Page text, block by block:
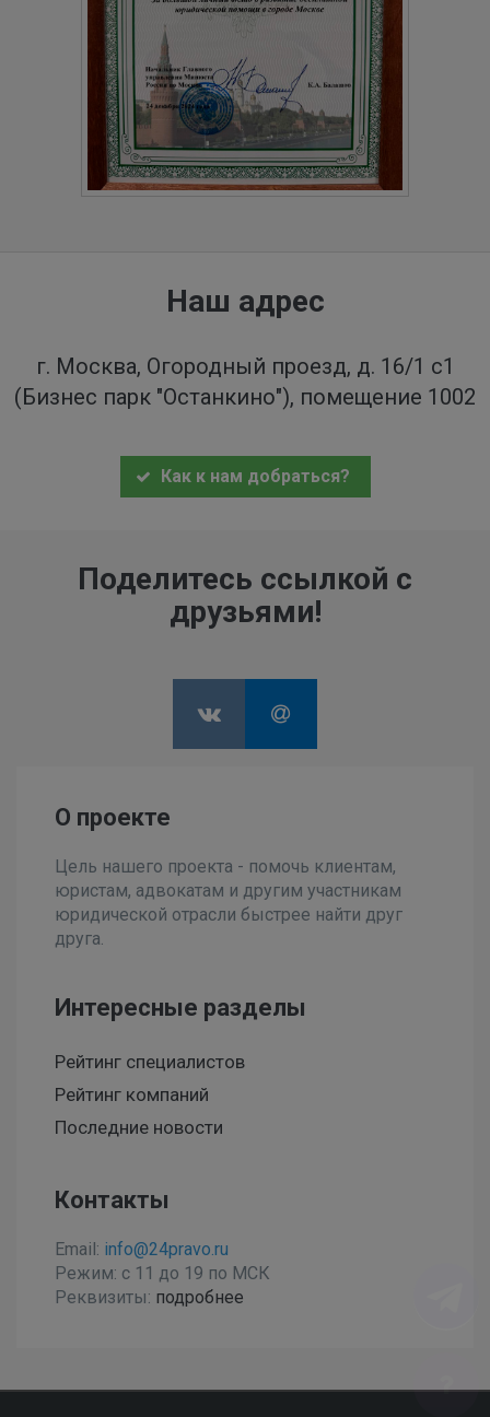
Наш адрес
г. Москва, Огородный проезд, д. 16/1 с1
(Бизнес парк "Останкино"), помещение 1002
Как к нам добраться?
Поделитесь ссылкой с
друзьями!
О проекте
Цель нашего проекта - помочь клиентам,
юристам, адвокатам и другим участникам
юридической отрасли быстрее найти друг
друга.
Интересные разделы
Рейтинг специалистов
Рейтинг компаний
Последние новости
Контакты
Email: info@24pravo.ru
Режим: с 11 до 19 по МСК
Реквизиты: подробнее